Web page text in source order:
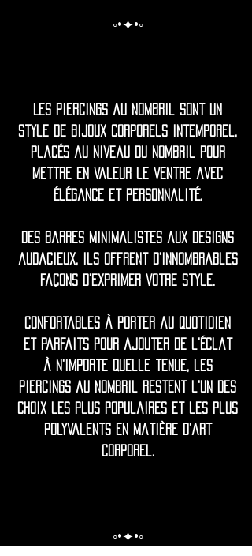
◦•✦•◦
Les piercings au nombril sont un
style de bijoux corporels intemporel,
placés au niveau du nombril pour
mettre en valeur le ventre avec
élégance et personnalité.
Des barres minimalistes aux designs
audacieux, ils offrent d'innombrables
façons d'exprimer votre style.
Confortables à porter au quotidien
et parfaits pour ajouter de l'éclat
à n'importe quelle tenue, les
piercings au nombril restent l'un des
choix les plus populaires et les plus
polyvalents en matière d'art
corporel.
◦•✦•◦